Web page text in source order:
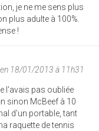
je ne me sens plus
plus adulte à 100%.
!
18/01/2013 à 11h31
l'avais pas oubliée
sinon McBeef à 10
d'un portable, tant
raquette de tennis